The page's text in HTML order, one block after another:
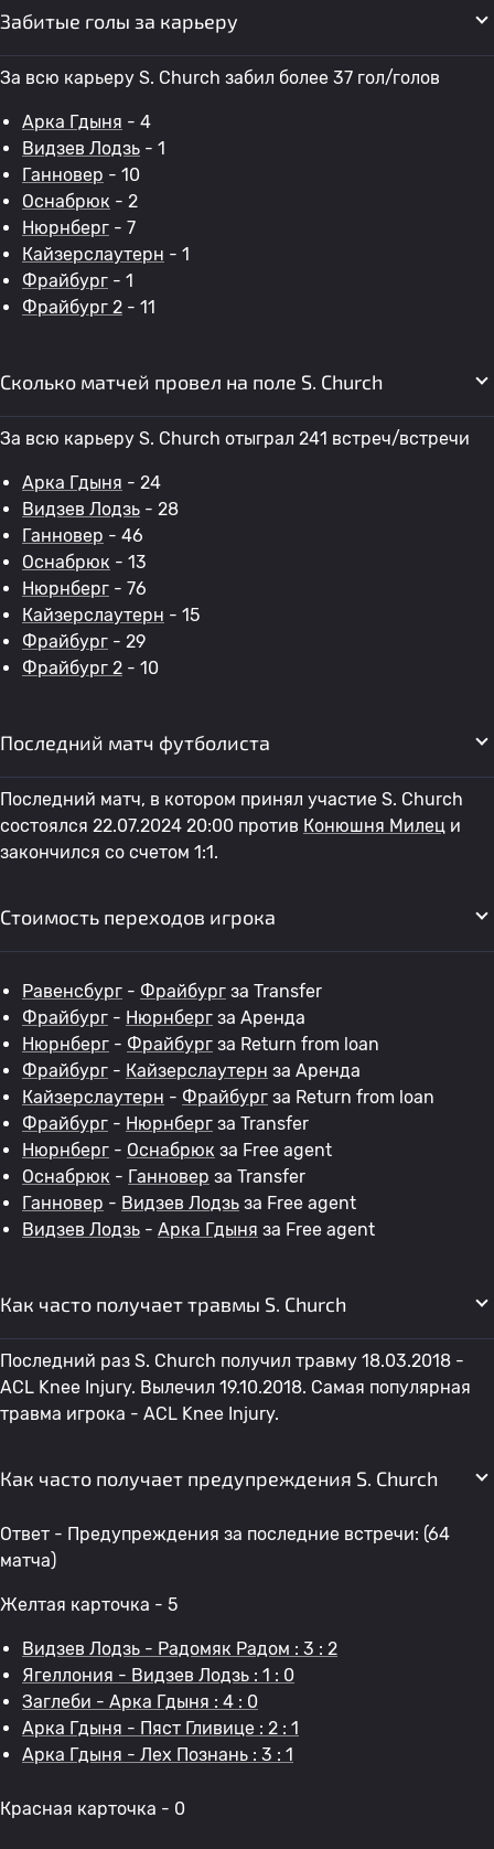
Забитые голы за карьеру
За всю карьеру S. Church забил более 37 гол/голов
Арка Гдыня - 4
Видзев Лодзь - 1
Ганновер - 10
Оснабрюк - 2
Нюрнберг - 7
Кайзерслаутерн - 1
Фрайбург - 1
Фрайбург 2 - 11
Сколько матчей провел на поле S. Church
За всю карьеру S. Church отыграл 241 встреч/встречи
Арка Гдыня - 24
Видзев Лодзь - 28
Ганновер - 46
Оснабрюк - 13
Нюрнберг - 76
Кайзерслаутерн - 15
Фрайбург - 29
Фрайбург 2 - 10
Последний матч футболиста
Последний матч, в котором принял участие S. Church
состоялся 22.07.2024 20:00 против Конюшня Милец и
закончился со счетом 1:1.
Стоимость переходов игрока
Равенсбург - Фрайбург за Transfer
Фрайбург - Нюрнберг за Аренда
Нюрнберг - Фрайбург за Return from loan
Фрайбург - Кайзерслаутерн за Аренда
Кайзерслаутерн - Фрайбург за Return from loan
Фрайбург - Нюрнберг за Transfer
Нюрнберг - Оснабрюк за Free agent
Оснабрюк - Ганновер за Transfer
Ганновер - Видзев Лодзь за Free agent
Видзев Лодзь - Арка Гдыня за Free agent
Как часто получает травмы S. Church
Последний раз S. Church получил травму 18.03.2018 -
ACL Knee Injury. Вылечил 19.10.2018. Самая популярная
травма игрока - ACL Knee Injury.
Как часто получает предупреждения S. Church
Ответ - Предупреждения за последние встречи: (64
матча)
Желтая карточка - 5
Видзев Лодзь - Радомяк Радом : 3 : 2
Ягеллония - Видзев Лодзь : 1 : 0
Заглеби - Арка Гдыня : 4 : 0
Арка Гдыня - Пяст Гливице : 2 : 1
Арка Гдыня - Лех Познань : 3 : 1
Красная карточка - 0